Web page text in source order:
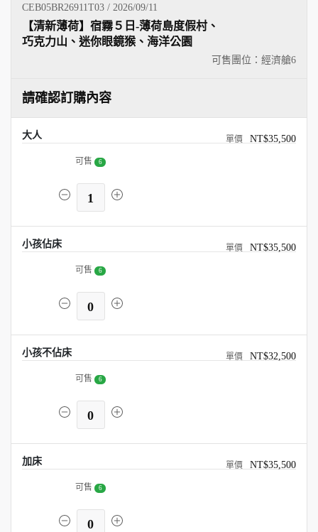
CEB05BR26911T03 / 2026/09/11
可售團位：經濟艙6
【清新薄荷】宿霧５日-薄荷島度假村、
巧克力山、迷你眼鏡猴、海洋公園
請確認訂購內容
大人 NT$35,500
可售 6
1
小孩佔床 NT$35,500
可售 6
0
小孩不佔床 NT$32,500
可售 6
0
加床 NT$35,500
可售 6
0